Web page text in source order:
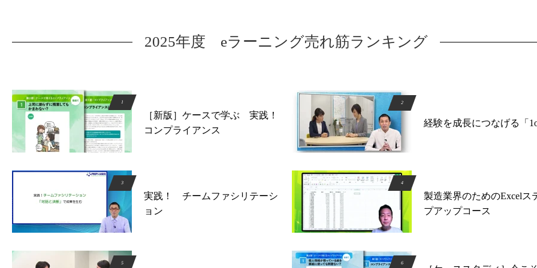
2025年度 eラーニング売れ筋ランキング
［新版］ケースで学ぶ 実践！
コンプライアンス
経験を成長につなげる「
実践！ チームファシリテーシ
ョン
製造業界のためのExcelス
プアップコース